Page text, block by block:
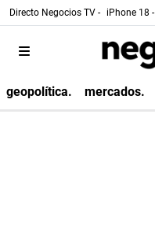
Directo Negocios TV - iPhone 18 -
geopolítica. mercados.